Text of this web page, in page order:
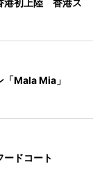
「Mala Mia」
ードコート